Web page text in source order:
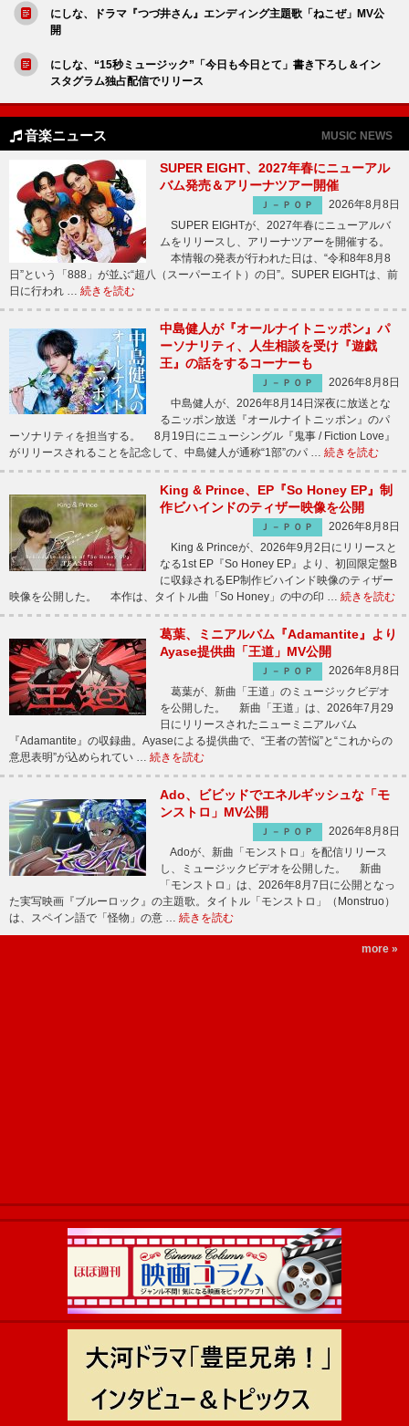
にしな、ドラマ『つづ井さん』エンディング主題歌「ねこぜ」MV公
開
にしな、“15秒ミュージック”「今日も今日とて」書き下ろし＆イン
スタグラム独占配信でリリース
音楽ニュース MUSIC NEWS
SUPER EIGHT、2027年春にニューアル
バム発売＆アリーナツアー開催
Ｊ－ＰＯＰ
2026年8月8日
SUPER EIGHTが、2027年春にニューアルバ
ムをリリースし、アリーナツアーを開催する。
本情報の発表が行われた日は、“令和8年8月8
日”という「888」が並ぶ“超八（スーパーエイト）の日”。SUPER EIGHTは、前
日に行われ … 続きを読む
中島健人が『オールナイトニッポン』パ
ーソナリティ、人生相談を受け『遊戯
王』の話をするコーナーも
Ｊ－ＰＯＰ
2026年8月8日
中島健人が、2026年8月14日深夜に放送とな
るニッポン放送『オールナイトニッポン』のパ
ーソナリティを担当する。 8月19日にニューシングル『鬼事 / Fiction Love』
がリリースされることを記念して、中島健人が通称“1部”のパ … 続きを読む
King & Prince、EP『So Honey EP』制
作ビハインドのティザー映像を公開
Ｊ－ＰＯＰ
2026年8月8日
King & Princeが、2026年9月2日にリリースと
なる1st EP『So Honey EP』より、初回限定盤B
に収録されるEP制作ビハインド映像のティザー
映像を公開した。 本作は、タイトル曲「So Honey」の中の印 … 続きを読む
葛葉、ミニアルバム『Adamantite』より
Ayase提供曲「王道」MV公開
Ｊ－ＰＯＰ
2026年8月8日
葛葉が、新曲「王道」のミュージックビデオ
を公開した。 新曲「王道」は、2026年7月29
日にリリースされたニューミニアルバム
『Adamantite』の収録曲。Ayaseによる提供曲で、“王者の苦悩”と“これからの
意思表明”が込められてい … 続きを読む
Ado、ビビッドでエネルギッシュな「モ
ンストロ」MV公開
Ｊ－ＰＯＰ
2026年8月8日
Adoが、新曲「モンストロ」を配信リリース
し、ミュージックビデオを公開した。 新曲
「モンストロ」は、2026年8月7日に公開となっ
た実写映画『ブルーロック』の主題歌。タイトル「モンストロ」（Monstruo）
は、スペイン語で「怪物」の意 … 続きを読む
more »